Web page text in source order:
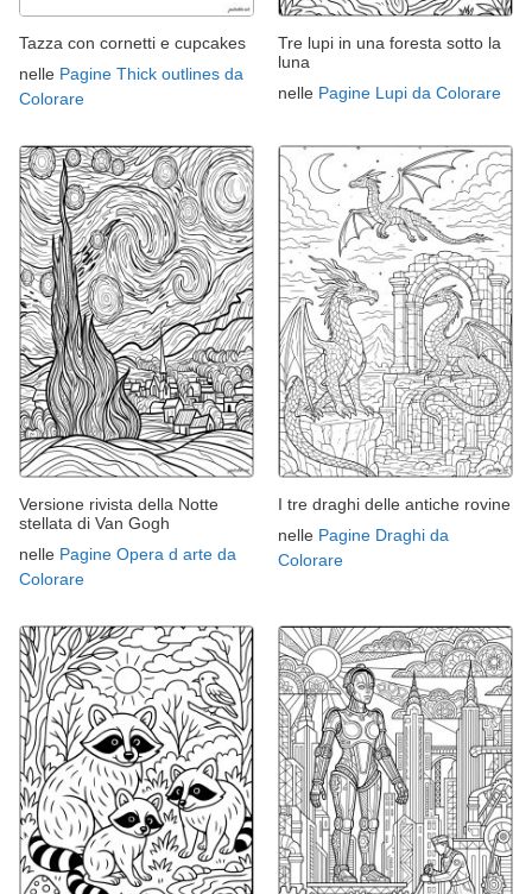
Tazza con cornetti e cupcakes
nelle Pagine Thick outlines da
Colorare
Tre lupi in una foresta sotto la
luna
nelle Pagine Lupi da Colorare
Versione rivista della Notte
stellata di Van Gogh
nelle Pagine Opera d arte da
Colorare
I tre draghi delle antiche rovine
nelle Pagine Draghi da
Colorare